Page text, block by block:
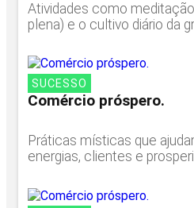
Atividades como
plena) e o cultivo diário da
SUCESSO
Comércio próspero.
Práticas místicas que
energias, clientes e